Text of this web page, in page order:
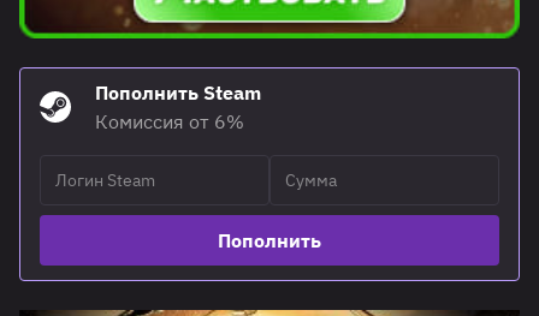
Пополнить Steam
Комиссия от 6%
Пополнить